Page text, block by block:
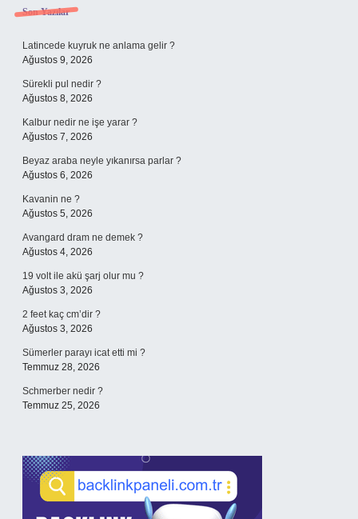
Sidebar
Son Yazılar
Latincede kuyruk ne anlama gelir ?
Ağustos 9, 2026
Sürekli pul nedir ?
Ağustos 8, 2026
Kalbur nedir ne işe yarar ?
Ağustos 7, 2026
Beyaz araba neyle yıkanırsa parlar ?
Ağustos 6, 2026
Kavanin ne ?
Ağustos 5, 2026
Avangard dram ne demek ?
Ağustos 4, 2026
19 volt ile akü şarj olur mu ?
Ağustos 3, 2026
2 feet kaç cm’dir ?
Ağustos 3, 2026
Sümerler parayı icat etti mi ?
Temmuz 28, 2026
Schmerber nedir ?
Temmuz 25, 2026